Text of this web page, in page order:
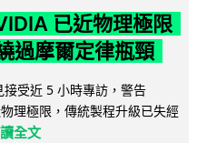
已近物理極限
過摩爾定律瓶頸
受近 5 小時專訪，警告
理極限，傳統製程升級已失經
全文